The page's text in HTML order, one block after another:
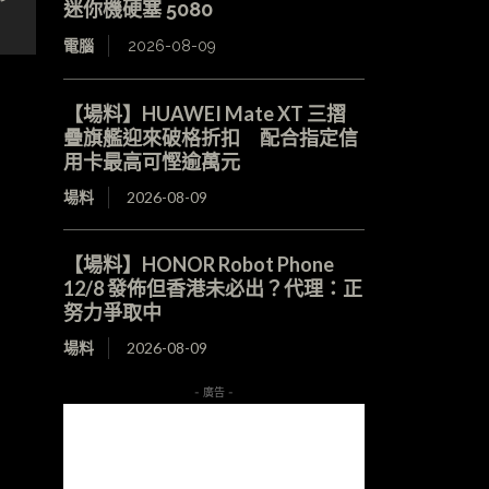
迷你機硬塞 5080
電腦 2026-08-09
【場料】HUAWEI Mate XT 三摺
疊旗艦迎來破格折扣 配合指定信
用卡最高可慳逾萬元
場料 2026-08-09
【場料】HONOR Robot Phone
12/8 發佈但香港未必出？代理：正
努力爭取中
場料 2026-08-09
- 廣告 -